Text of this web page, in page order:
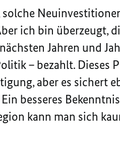
ich bin überzeugt,
Jahren und
– bezahlt. Dieses
aber es sichert
Ein besseres
kann man sich